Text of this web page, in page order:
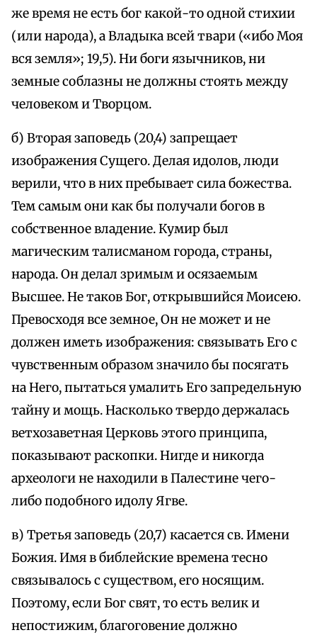
же время не есть бог какой-то одной стихии
(или народа), а Владыка всей твари («ибо Моя
вся земля»; 19,5). Ни боги язычников, ни
земные соблазны не должны стоять между
человеком и Творцом.
б) Вторая заповедь (20,4) запрещает
изображения Сущего. Делая идолов, люди
верили, что в них пребывает сила божества.
Тем самым они как бы получали богов в
собственное владение. Кумир был
магическим талисманом города, страны,
народа. Он делал зримым и осязаемым
Высшее. Не таков Бог, открывшийся Моисею.
Превосходя все земное, Он не может и не
должен иметь изображения: связывать Его с
чувственным образом значило бы посягать
на Него, пытаться умалить Его запредельную
тайну и мощь. Насколько твердо держалась
ветхозаветная Церковь этого принципа,
показывают раскопки. Нигде и никогда
археологи не находили в Палестине чего-
либо подобного идолу Ягве.
в) Третья заповедь (20,7) касается св. Имени
Божия. Имя в библейские времена тесно
связывалось с существом, его носящим.
Поэтому, если Бог свят, то есть велик и
непостижим, благоговение должно